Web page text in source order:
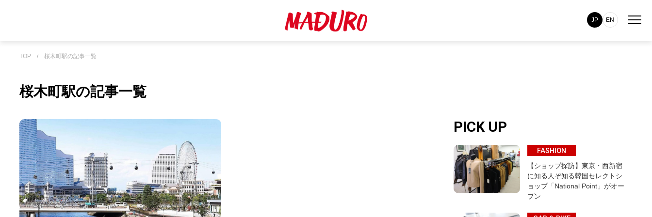
JP EN
TOP / 桜木町駅の記事一覧
桜木町駅の記事一覧
PICK UP
FASHION
【ショップ探訪】東京・西新宿
に知る人ぞ知る韓国セレクトシ
ョップ「National Point」がオー
プン